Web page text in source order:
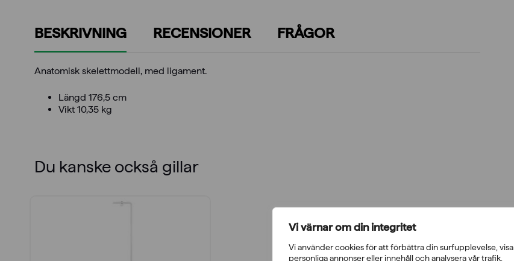
Vi värnar om din integritet
Vi använder cookies för att förbättra din surfupplevelse, visa
personliga annonser eller innehåll och analysera vår trafik.
BESKRIVNING RECENSIONER FRÅGOR
Anatomisk skelettmodell, med ligament.
Längd 176,5 cm
Vikt 10,35 kg
Du kanske också gillar